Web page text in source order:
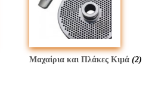
Μαχαίρια και Πλάκες Κιμά(2)